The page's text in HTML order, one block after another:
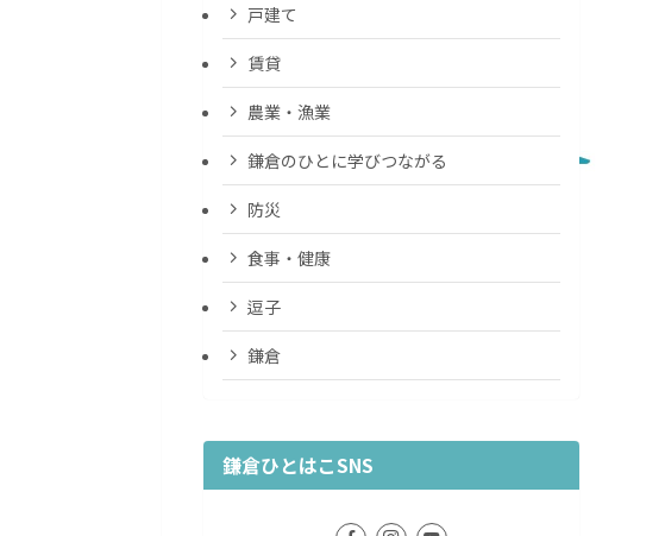
戸建て
賃貸
農業・漁業
鎌倉のひとに学びつながる
防災
食事・健康
逗子
鎌倉
鎌倉ひとはこSNS